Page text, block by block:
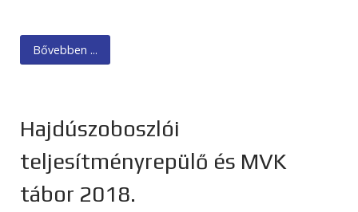
Bővebben ...
Hajdúszoboszlói
teljesítményrepülő és MVK
tábor 2018.